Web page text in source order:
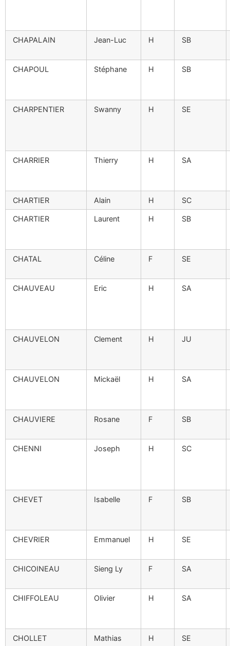
CHAPALAIN Jean-Luc H SB
CHAPOUL Stéphane H SB
CHARPENTIER Swanny H SE
CHARRIER Thierry H SA
CHARTIER Alain H SC
CHARTIER Laurent H SB
CHATAL Céline F SE
CHAUVEAU Eric H SA
CHAUVELON Clement H JU
CHAUVELON Mickaël H SA
CHAUVIERE Rosane F SB
CHENNI Joseph H SC
CHEVET Isabelle F SB
CHEVRIER Emmanuel H SE
CHICOINEAU Sieng Ly F SA
CHIFFOLEAU Olivier H SA
CHOLLET Mathias H SE